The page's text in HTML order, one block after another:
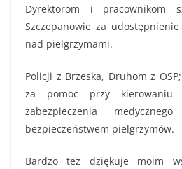
Dyrektorom i pracownikom
Szczepanowie za
nad pielgrzymami.
Policji z Brzeska, Druhom z
za pomoc przy kierowaniu
zabezpieczenia
bezpieczeństwem pielgrzymów.
Bardzo też dziękuje moim